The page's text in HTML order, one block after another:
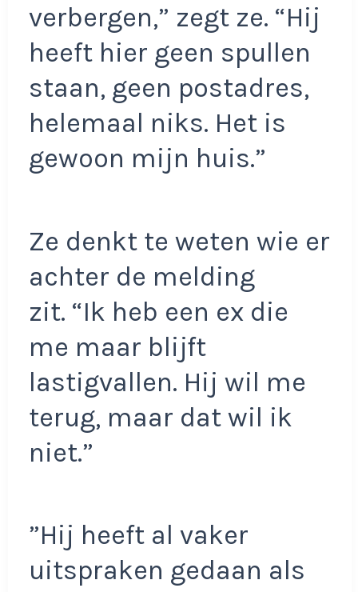
verbergen,” zegt ze. “Hij
heeft hier geen spullen
staan, geen postadres,
helemaal niks. Het is
gewoon mijn huis.”
Ze denkt te weten wie er
achter de melding
zit. “Ik heb een ex die
me maar blijft
lastigvallen. Hij wil me
terug, maar dat wil ik
niet.”
”Hij heeft al vaker
uitspraken gedaan als